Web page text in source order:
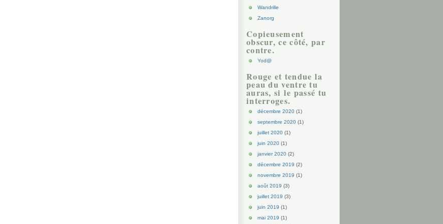
Wandrille
Zanorg
Copieusement
obscur, ce côté, par
contre.
Yod@
Rouge et tendue la
peau du ventre tu
auras, si le passé tu
interroges.
décembre 2020 (1)
septembre 2020 (1)
juillet 2020 (1)
juin 2020 (1)
janvier 2020 (2)
décembre 2019 (2)
novembre 2019 (1)
août 2019 (3)
juillet 2019 (3)
juin 2019 (1)
mai 2019 (1)